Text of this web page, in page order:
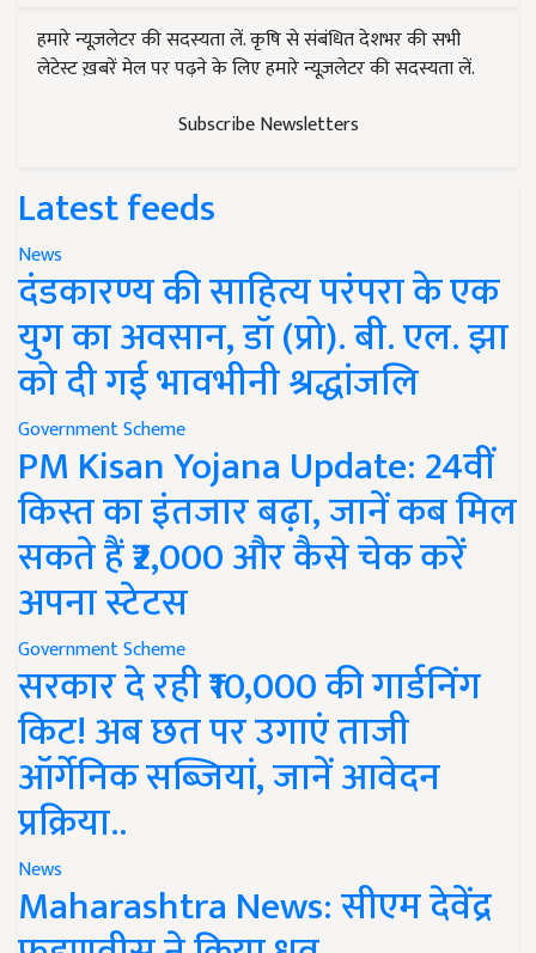
हमारे न्यूज़लेटर की सदस्यता लें. कृषि से संबंधित देशभर की सभी
लेटेस्ट ख़बरें मेल पर पढ़ने के लिए हमारे न्यूज़लेटर की सदस्यता लें.
Subscribe Newsletters
Latest feeds
News
दंडकारण्य की साहित्य परंपरा के एक
युग का अवसान, डॉ (प्रो). बी. एल. झा
को दी गई भावभीनी श्रद्धांजलि
Government Scheme
PM Kisan Yojana Update: 24वीं
किस्त का इंतजार बढ़ा, जानें कब मिल
सकते हैं ₹2,000 और कैसे चेक करें
अपना स्टेटस
Government Scheme
सरकार दे रही ₹10,000 की गार्डनिंग
किट! अब छत पर उगाएं ताजी
ऑर्गेनिक सब्जियां, जानें आवेदन
प्रक्रिया..
News
Maharashtra News: सीएम देवेंद्र